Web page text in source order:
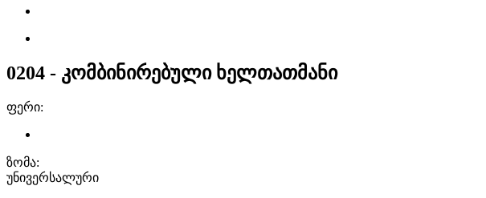
0204 - კომბინირებული ხელთათმანი
ფერი:
ზომა:
უნივერსალური